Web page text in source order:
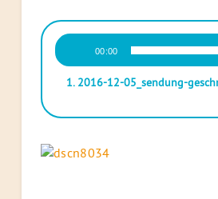
Audio-
Player
00:00
1.2016-12-05_sendung-